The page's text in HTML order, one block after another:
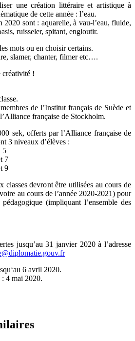
une création littéraire et artistique à
de cette année : l’eau.
2020 sont : aquarelle, à vau-l’eau, fluide,
ruisseler, spitant, engloutir.
mots ou en choisir certains.
slamer, chanter, filmer etc….
créativité !
de l’Institut français de Suède et
française de Stockholm.
sek, offerts par l’Alliance française de
3 niveaux d’élèves :
5
7
9
classes devront être utilisées au cours de
au cours de l’année 2020-2021) pour
(impliquant l’ensemble des
jusqu’au 31 janvier 2020 à l’adresse
6 avril 2020.
: 4 mai 2020.